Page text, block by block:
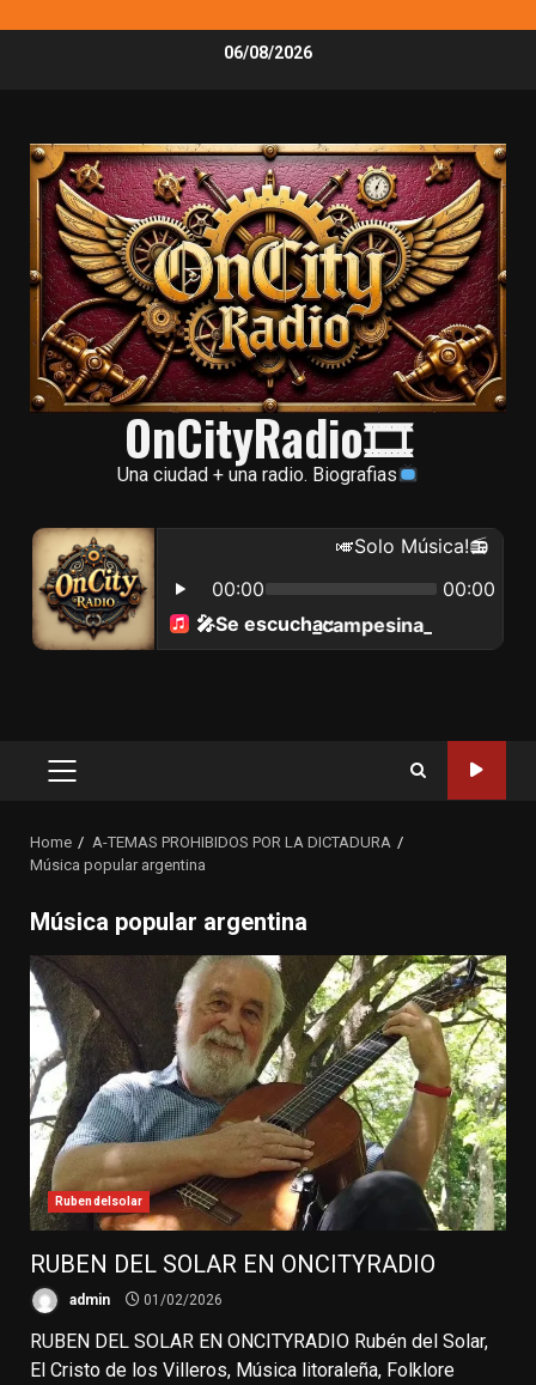
06/08/2026
OnCityRadio🎞
Una ciudad + una radio. Biografias
Primary
Home
A-TEMAS PROHIBIDOS POR LA DICTADURA
Música popular argentina
Música popular argentina
Rubendelsolar
RUBEN DEL SOLAR EN ONCITYRADIO
admin 01/02/2026
RUBEN DEL SOLAR EN ONCITYRADIO Rubén del Solar,
El Cristo de los Villeros, Música litoraleña, Folklore